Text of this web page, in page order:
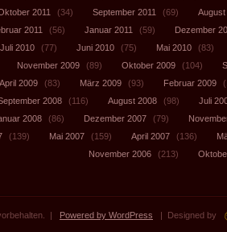
2011 (34) September 2011 (69)
August
2011 (56) Januar 2011 (59)
Dezember
Juli 2010 (77) Juni 2010 (75) Mai 2010
(83)
November 2009 (89) Oktober 2009 (104)
April 2009 (83) März 2009 (93) Februar 2009
2008 (116) August 2008 (98)
Juli
2008 (86) Dezember 2007 (79)
(139) Mai 2007 (159) April 2007 (136)
November 2006
(213)
| Powered by WordPress | Designed by